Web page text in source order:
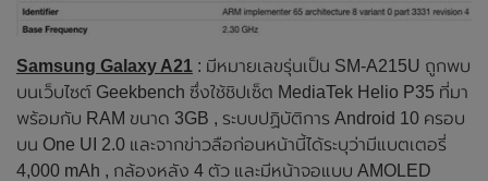
Samsung Galaxy A21 : มีหมายเลขรุ่นเป็น SM-A215U ถูกพบ
บนเว็บไซต์ Geekbench ซึ่งใช้ชิปเซ็ต MediaTek Helio P35 ที่มา
พร้อมกับ RAM ขนาด 3GB , ระบบปฏิบัติการ Android 10 ครอบ
บน One UI 2.0 และจากข่าวลือก่อนหน้านี้ได้ระบุว่ามีแบตเตอรี่
4,000 mAh , กล้องหลัง 4 ตัว และมีหน้าจอแบบ AMOLED